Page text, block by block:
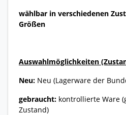
wählbar in verschiedenen
Größen
Auswahlmöglichkeiten
Neu: Neu (Lagerware der
gebraucht: kontrollierte Ware
Zustand)